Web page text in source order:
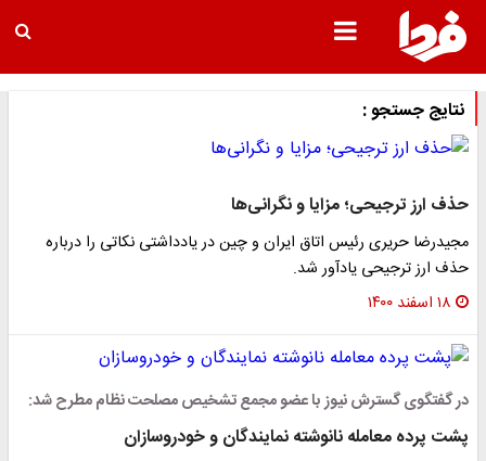
نتایج جستجو :
حذف ارز ترجیحی؛ مزایا و نگرانی‌ها
مجیدرضا حریری رئیس اتاق ایران و چین در یادداشتی نکاتی را درباره
حذف ارز ترجیحی یادآور شد.
۱۸ اسفند ۱۴۰۰
در گفتگوی گسترش نیوز با عضو مجمع تشخیص مصلحت نظام مطرح شد:
پشت پرده معامله نانوشته نمایندگان و خودروسازان